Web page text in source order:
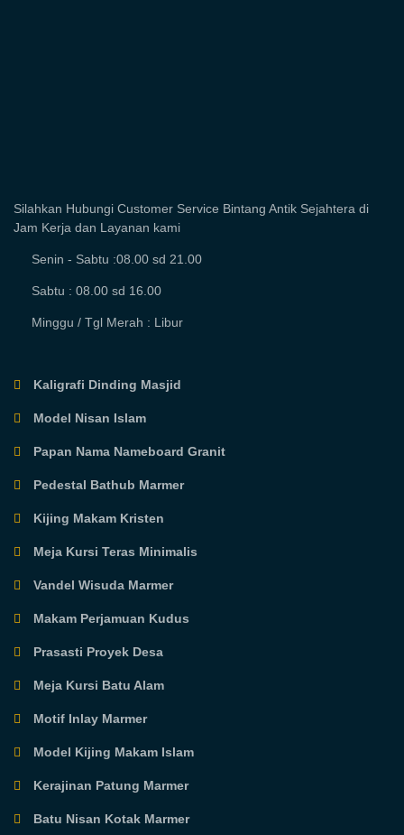
Silahkan Hubungi Customer Service Bintang Antik Sejahtera di
Jam Kerja dan Layanan kami
Senin - Sabtu :08.00 sd 21.00
Sabtu : 08.00 sd 16.00
Minggu / Tgl Merah : Libur
Kaligrafi Dinding Masjid
Model Nisan Islam
Papan Nama Nameboard Granit
Pedestal Bathub Marmer
Kijing Makam Kristen
Meja Kursi Teras Minimalis
Vandel Wisuda Marmer
Makam Perjamuan Kudus
Prasasti Proyek Desa
Meja Kursi Batu Alam
Motif Inlay Marmer
Model Kijing Makam Islam
Kerajinan Patung Marmer
Batu Nisan Kotak Marmer